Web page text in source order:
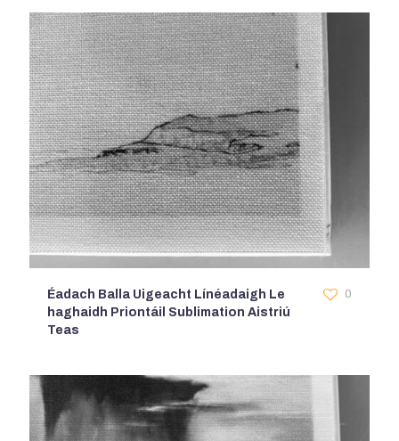
Éadach Balla Uigeacht Línéadaigh Le
haghaidh Priontáil Sublimation Aistriú
Teas
0